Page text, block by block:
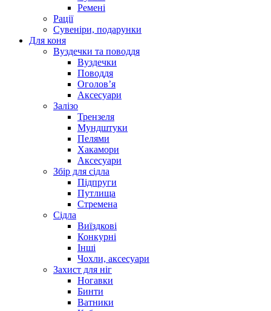
Ремені
Рації
Сувеніри, подарунки
Для коня
Вуздечки та поводдя
Вуздечки
Поводдя
Оголов’я
Аксесуари
Залізо
Трензеля
Мундштуки
Пелями
Хакамори
Аксесуари
Збір для сідла
Підпруги
Путлища
Стремена
Сідла
Виїздкові
Конкурні
Інші
Чохли, аксесуари
Захист для ніг
Ногавки
Бинти
Ватники